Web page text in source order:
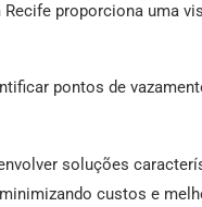
proporciona uma
pontos de
soluções
custos e